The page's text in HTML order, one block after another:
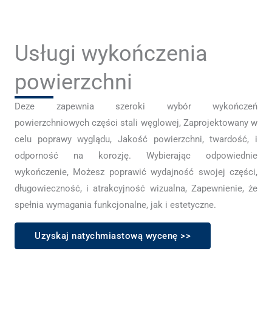
Usługi wykończenia
powierzchni
Deze zapewnia szeroki wybór wykończeń
powierzchniowych części stali węglowej, Zaprojektowany w
celu poprawy wyglądu, Jakość powierzchni, twardość, i
odporność na korozję. Wybierając odpowiednie
wykończenie, Możesz poprawić wydajność swojej części,
długowieczność, i atrakcyjność wizualna, Zapewnienie, że
spełnia wymagania funkcjonalne, jak i estetyczne.
Uzyskaj natychmiastową wycenę >>